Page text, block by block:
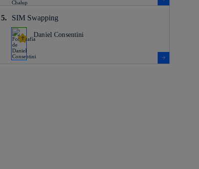
SIM Swapping
Daniel Consentini